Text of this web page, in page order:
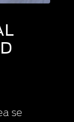
se